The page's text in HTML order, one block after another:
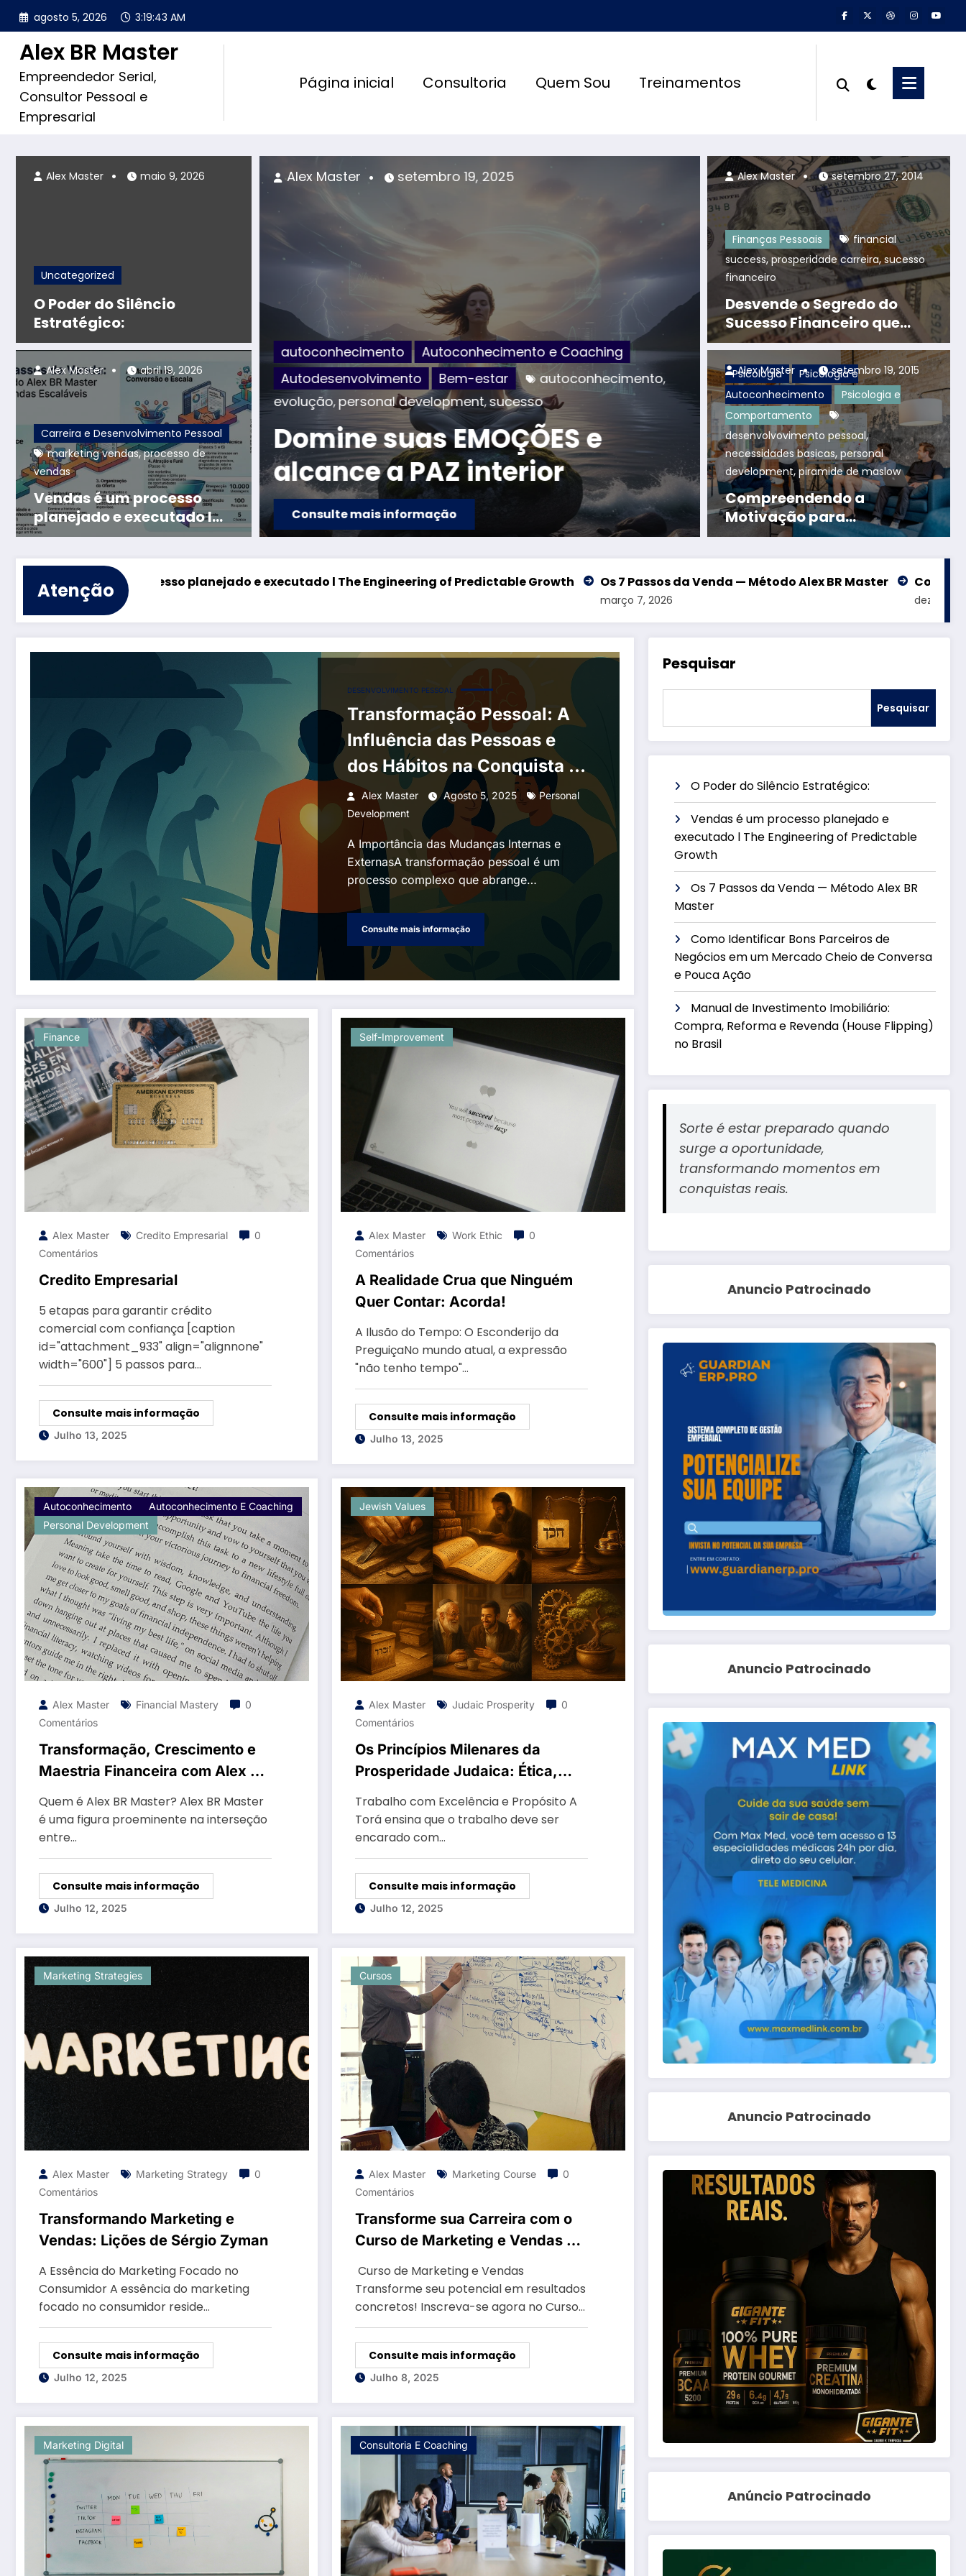
Pular
para
conteúdo
agosto 5, 2026 3:19:45 AM
Alex BR Master
Empreendedor Serial,
Consultor Pessoal e
Empresarial
Página inicial Consultoria Quem Sou Treinamentos
Uncategorized
O Poder do Silêncio
Estratégico:
Alex Master maio 9, 2026
Carreira e Desenvolvimento Pessoal
marketing vendas,processo de
vendas
Vendas é um processo
planejado e executado l
The Engineering of
Predictable Growth
Alex Master abril 19, 2026
Pessoal marketing vendas
l The
Predictable
autoconhecimento
Autoconhecimento e Coaching
Autodesenvolvimento
Bem-estar autoconhecimento,
evolução,personal development,sucesso
Domine suas EMOÇÕES e
alcance a PAZ interior
Consulte mais informação
Alex Master setembro 19, 2025
autoconhecimento
Personal Development
financial
Transformação,
e Maestria
Alex BR Master
Consulte mais informação
Alex Master julho 12, 2025
Finanças Pessoais
financial
success,prosperidade carreira, sucesso
financeiro
Desvende o Segredo do
Sucesso Financeiro que
Ninguém te Revela
Alex Master setembro 27, 2014
Psicologia
Psicologia e
Autoconhecimento
Psicologia e
Comportamento
desenvolvovimento pessoal,
necessidades basicas, personal
development,piramide de maslow
Compreendendo a
Motivação para
Desenvolvimento Pessoal e
Organizacional
Alex Master setembro 19, 2015
Atenção
processo planejado e executado l The Engineering of Predictable Growth Os 7 Passos da Venda — Método Alex BR Master Como Identificar Bons
DESENVOLVIMENTO PESSOAL
Transformação Pessoal: A
Influência das Pessoas e
dos Hábitos na Conquista de
uma Vida Plena
Alex Master Agosto 5, 2025
Personal
Development
A Importância das Mudanças Internas e
ExternasA transformação pessoal é um
processo complexo que abrange…
Consulte mais informação
Finance
Alex Master Credito Empresarial
0
Comentários
Credito Empresarial
5 etapas para garantir crédito
comercial com confiança [caption
id="attachment_933" align="alignnone"
width="600"] 5 passos para…
Consulte mais informação
Julho 13, 2025
Self-Improvement
Alex Master Work Ethic
0
Comentários
A Realidade Crua que Ninguém
Quer Contar: Acorda!
A Ilusão do Tempo: O Esconderijo da
PreguiçaNo mundo atual, a expressão
"não tenho tempo"…
Consulte mais informação
Julho 13, 2025
Autoconhecimento
Autoconhecimento E Coaching
Personal Development
Alex Master Financial Mastery
0
Comentários
Transformação, Crescimento e
Maestria Financeira com Alex BR
Master
Quem é Alex BR Master? Alex BR Master
é uma figura proeminente na interseção
entre…
Consulte mais informação
Julho 12, 2025
Jewish Values
Alex Master Judaic Prosperity
0
Comentários
Os Princípios Milenares da
Prosperidade Judaica: Ética,
Trabalho com Excelência e Propósito A
Torá ensina que o trabalho deve ser
encarado com…
Consulte mais informação
Julho 12, 2025
Marketing Strategies
Alex Master Marketing Strategy
0
Comentários
Transformando Marketing e
Vendas: Lições de Sérgio Zyman
A Essência do Marketing Focado no
Consumidor A essência do marketing
focado no consumidor reside…
Consulte mais informação
Julho 12, 2025
Cursos
Alex Master Marketing Course
0
Comentários
Transforme sua Carreira com o
Curso de Marketing e Vendas da
Curso de Marketing e Vendas
Transforme seu potencial em resultados
concretos! Inscreva-se agora no Curso…
Consulte mais informação
Julho 8, 2025
Marketing Digital Consultoria E Coaching
Pesquisar
Pesquisar
O Poder do Silêncio Estratégico:
Vendas é um processo planejado e
executado l The Engineering of Predictable
Growth
Os 7 Passos da Venda — Método Alex BR
Master
Como Identificar Bons Parceiros de
Negócios em um Mercado Cheio de Conversa
e Pouca Ação
Manual de Investimento Imobiliário:
Compra, Reforma e Revenda (House Flipping)
no Brasil
Sorte é estar preparado quando
surge a oportunidade,
transformando momentos em
conquistas reais.
Anuncio Patrocinado
Anuncio Patrocinado
Anuncio Patrocinado
Anúncio Patrocinado